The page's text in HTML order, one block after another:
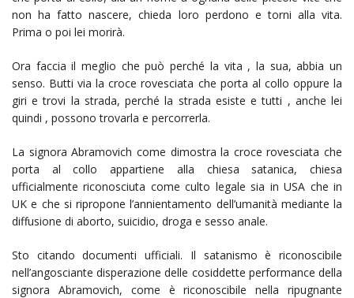
non ha fatto nascere, chieda loro perdono e torni alla vita.
Prima o poi lei morirà.
Ora faccia il meglio che può perché la vita , la sua, abbia un
senso. Butti via la croce rovesciata che porta al collo oppure la
giri e trovi la strada, perché la strada esiste e tutti , anche lei
quindi , possono trovarla e percorrerla.
La signora Abramovich come dimostra la croce rovesciata che
porta al collo appartiene alla chiesa satanica, chiesa
ufficialmente riconosciuta come culto legale sia in USA che in
UK e che si ripropone l’annientamento dell’umanità mediante la
diffusione di aborto, suicidio, droga e sesso anale.
Sto citando documenti ufficiali. Il satanismo è riconoscibile
nell’angosciante disperazione delle cosiddette performance della
signora Abramovich, come è riconoscibile nella ripugnante